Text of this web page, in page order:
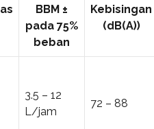
BBM ±
pada 75%
beban
Kebisingan
(dB(A))
3.5 – 12
L/jam
72 – 88